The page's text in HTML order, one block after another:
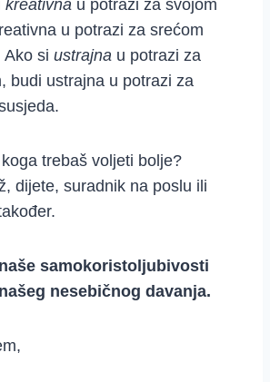
kreativna u potrazi za svojom
u potrazi za srećom
Ako si ustrajna u potrazi za
budi ustrajna u potrazi za
trebaš voljeti bolje?
dijete, suradnik na poslu ili
samokoristoljubivosti
nesebičnog davanja.